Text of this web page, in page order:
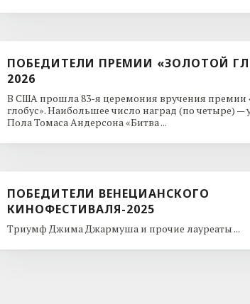
ПОБЕДИТЕЛИ ПРЕМИИ «ЗОЛОТОЙ
2026
В США прошла 83-я церемония вручения премии
глобус». Наибольшее число наград (по четыре) —
Пола Томаса Андерсона «Битва ...
ПОБЕДИТЕЛИ ВЕНЕЦИАНСКОГО
КИНОФЕСТИВАЛЯ-2025
Триумф Джима Джармуша и прочие лауреаты ...